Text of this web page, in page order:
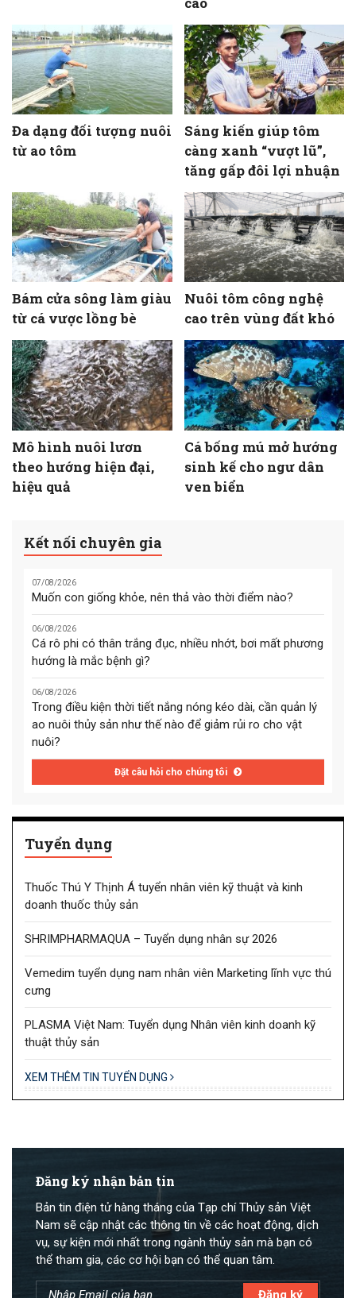
Đa dạng đối tượng nuôi
từ ao tôm
Sáng kiến giúp tôm
càng xanh “vượt lũ”,
tăng gấp đôi lợi nhuận
Bám cửa sông làm giàu
từ cá vược lồng bè
Nuôi tôm công nghệ
cao trên vùng đất khó
Mô hình nuôi lươn
theo hướng hiện đại,
hiệu quả
Cá bống mú mở hướng
sinh kế cho ngư dân
ven biển
Kết nối chuyên gia
07/08/2026
Muốn con giống khỏe, nên thả vào thời điểm nào?
06/08/2026
Cá rô phi có thân trắng đục, nhiều nhớt, bơi mất phương
hướng là mắc bệnh gì?
06/08/2026
Trong điều kiện thời tiết nắng nóng kéo dài, cần quản lý
ao nuôi thủy sản như thế nào để giảm rủi ro cho vật
nuôi?
Đặt câu hỏi cho chúng tôi
Tuyển dụng
Thuốc Thú Y Thịnh Á tuyển nhân viên kỹ thuật và kinh
doanh thuốc thủy sản
SHRIMPHARMAQUA – Tuyển dụng nhân sự 2026
Vemedim tuyển dụng nam nhân viên Marketing lĩnh vực thú
cưng
PLASMA Việt Nam: Tuyển dụng Nhân viên kinh doanh kỹ
thuật thủy sản
XEM THÊM TIN TUYỂN DỤNG
Đăng ký nhận bản tin
Bản tin điện tử hàng tháng của Tạp chí Thủy sản Việt
Nam sẽ cập nhật các thông tin về các hoạt động, dịch
vụ, sự kiện mới nhất trong ngành thủy sản mà bạn có
thể tham gia, các cơ hội bạn có thể quan tâm.